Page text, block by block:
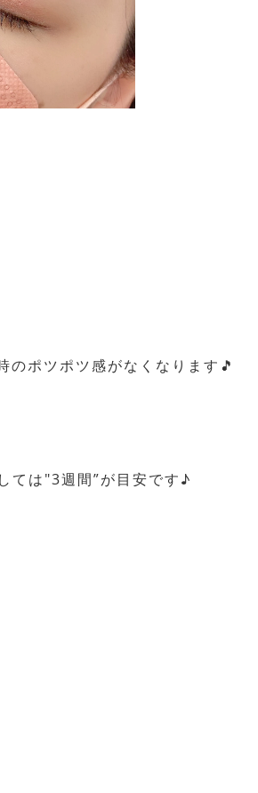
ポツポツ感がなくなります🎵
ては″3週間”が目安です♪